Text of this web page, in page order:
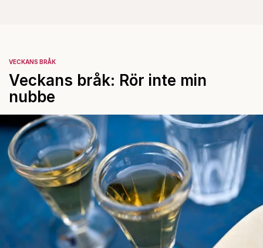
VECKANS BRÅK
Veckans bråk: Rör inte min
nubbe